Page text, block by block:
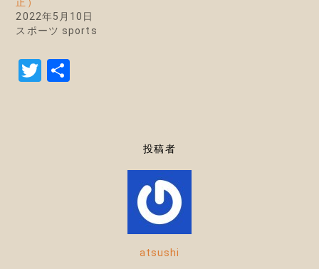
2022年5月10日
スポーツ sports
T
投稿者
atsushi